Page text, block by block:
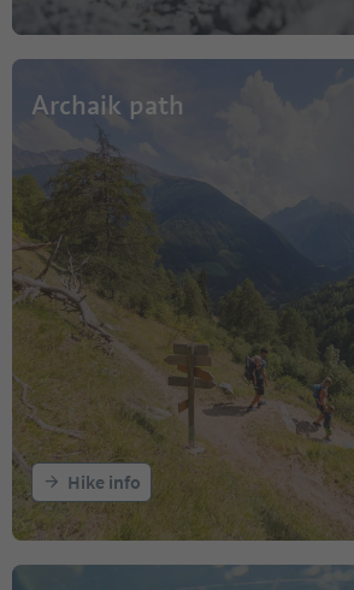
Archaik path
Hike info